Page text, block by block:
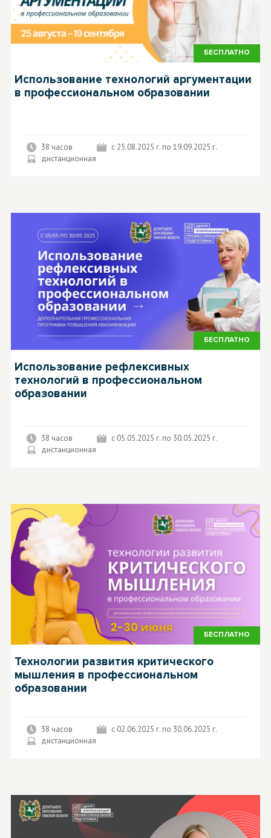
БЕСПЛАТНО
Использование технологий аргументации
в профессиональном образовании
38 часов
с 25.08.2025 г. по 19.09.2025 г.
дистанционная
БЕСПЛАТНО
Использование рефлексивных
технологий в профессиональном
образовании
38 часов
с 05.05.2025 г. по 30.05.2025 г.
дистанционная
БЕСПЛАТНО
Технологии развития критического
мышления в профессиональном
образовании
38 часов
с 02.06.2025 г. по 30.06.2025 г.
дистанционная